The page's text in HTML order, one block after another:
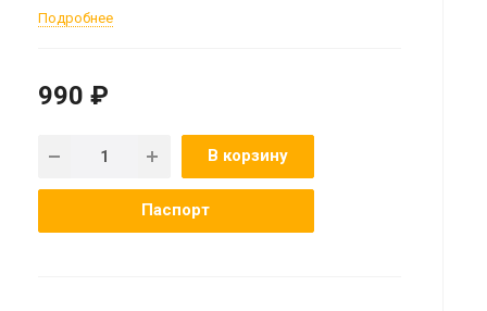
Подробнее
990 ₽
В корзину
Паспорт